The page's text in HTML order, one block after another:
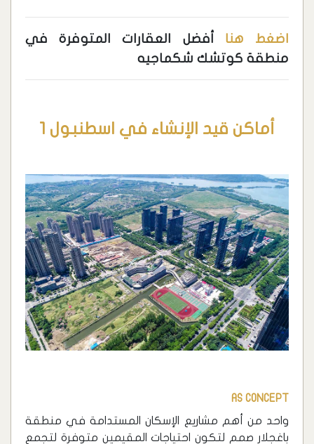
اضغط هنا أفضل العقارات المتوفرة في
منطقة كوتشك شكماجيه
أماكن قيد الإنشاء في اسطنبول 1
AS CONCEPT
واحد من أهم مشاريع الإسكان المستدامة في منطقة
باغجلار صمم لتكون احتياجات المقيمين متوفرة لتجمع